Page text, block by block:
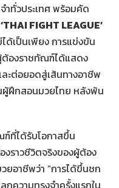
ำทั่วประเทศ พร้อมคัด
‘THAI FIGHT LEAGUE’
ได้เป็นเพียง การแข่งขัน
ต้องราชทัณฑ์ได้แสดง
ะต่อยอดสู่เส้นทางอาชีพ
ผู้ฝึกสอนมวยไทย หลังพ้น
ที่ได้รับโอกาสขึ้น
งราวชีวิตจริงของผู้ต้อง
ยอาชีพว่า “การได้ขึ้นชก
กความทรงจำครั้งแรกใน